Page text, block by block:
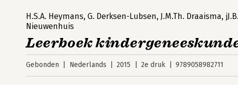
H.S.A. Heymans,G. Derksen-Lubsen, J.M.Th. Draaisma,
Nieuwenhuis
Leerboek
Gebonden Nederlands 2015 2e druk 9789058982711